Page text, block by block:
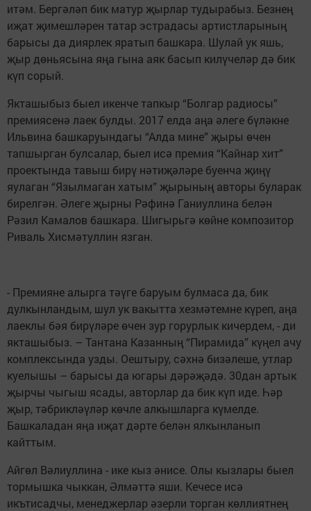
итәм. Бергәләп бик матур җырлар тудырабыз. Безнең
иҗат җимешләрен татар эстрадасы артистларының
барысы да диярлек яратып башкара. Шулай ук яшь,
җыр дөньясына яңа гына аяк басып килүчеләр дә бик
күп сорый.
Якташыбыз быел икенче тапкыр “Болгар радиосы”
премиясенә лаек булды. 2017 елда аңа әлеге бүләкне
Ильвина башкаруындагы “Алда мине” җыры өчен
тапшырган булсалар, быел исә премия “Кайнар хит”
проектында тавыш бирү нәтиҗәләре буенча җиңү
яулаган “Язылмаган хатым” җырының авторы буларак
бирелгән. Әлеге җырны Рәфинә Ганиуллина белән
Рәзил Камалов башкара. Шигырьгә көйне композитор
Риваль Хисмәтуллин язган.
- Премияне алырга тәүге баруым булмаса да, бик
дулкынландым, шул ук вакытта хезмәтемне күреп, аңа
лаеклы бәя бирүләре өчен зур горурлык кичердем, - ди
якташыбыз. – Тантана Казанның “Пирамида” күңел ачу
комплексында узды. Оештыру, сәхнә бизәлеше, утлар
куелышы – барысы да югары дәрәҗәдә. 30дан артык
җырчы чыгыш ясады, авторлар да бик күп иде. Һәр
җыр, тәбрикләүләр көчле алкышларга күмелде.
Башкаладан яңа иҗат дәрте белән ялкынланып
кайттым.
Айгөл Вәлиуллина - ике кыз әнисе. Олы кызлары быел
тормышка чыккан, Әлмәттә яши. Кечесе исә
икътисадчы, менеджерлар әзерли торган көллиятнең